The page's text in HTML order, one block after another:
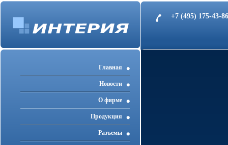
+7 (495) 175-43-
Главная
Новости
О фирме
Продукция
Разъемы